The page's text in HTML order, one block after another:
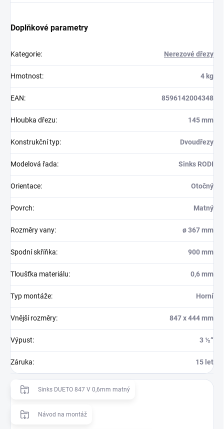
Doplňkové parametry
Kategorie: Nerezové dřezy
Hmotnost: 4 kg
EAN: 8596142004348
Hloubka dřezu: 145 mm
Konstrukční typ: Dvoudřezy
Modelová řada: Sinks RODI
Orientace: Otočný
Povrch: Matný
Rozměry vany: ø 367 mm
Spodní skříňka: 900 mm
Tloušťka materiálu: 0,6 mm
Typ montáže: Horní
Vnější rozměry: 847 x 444 mm
Výpust: 3 ½“
Záruka: 15 let
Sinks DUETO 847 V 0,6mm matný
Návod na montáž